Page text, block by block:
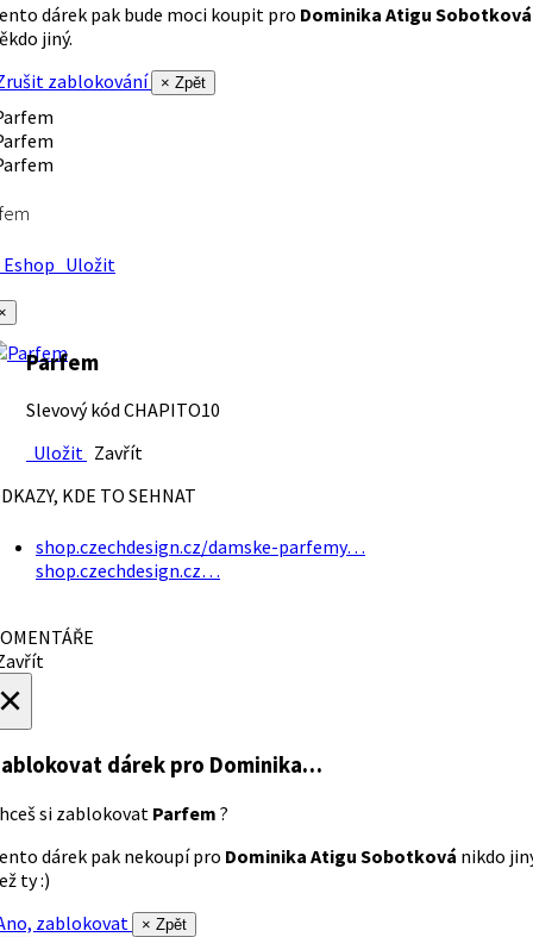
dárek pak bude moci koupit pro Dominika Atigu Sobotková
jiný.
zablokování
× Zpět
Uložit
Parfem
Slevový kód CHAPITO10
Uložit Zavřít
KDE TO SEHNAT
shop.czechdesign.cz/damske-parfemy…
shop.czechdesign.cz…
dárek pro Dominika…
si zablokovat Parfem ?
dárek pak nekoupí pro Dominika Atigu Sobotková nikdo
ty :)
zablokovat
× Zpět